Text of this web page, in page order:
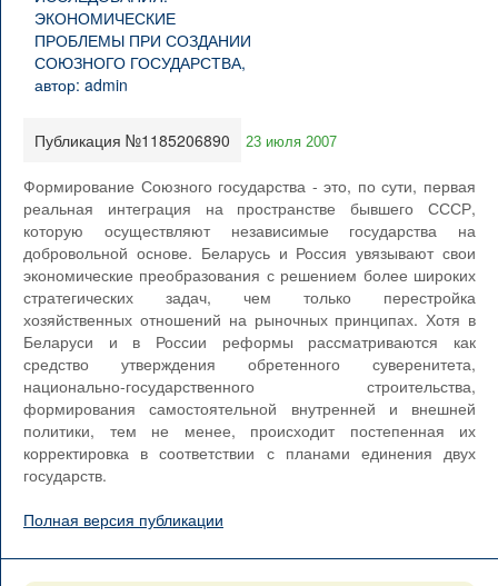
Публикация №1185206890 23 июля 2007
Формирование Союзного государства - это, по сути, первая
реальная интеграция на пространстве бывшего СССР,
которую осуществляют независимые государства на
добровольной основе. Беларусь и Россия увязывают свои
экономические преобразования с решением более широких
стратегических задач, чем только перестройка
хозяйственных отношений на рыночных принципах. Хотя в
Беларуси и в России реформы рассматриваются как
средство утверждения обретенного суверенитета,
национально-государственного строительства,
формирования самостоятельной внутренней и внешней
политики, тем не менее, происходит постепенная их
корректировка в соответствии с планами единения двух
государств.
Полная версия публикации